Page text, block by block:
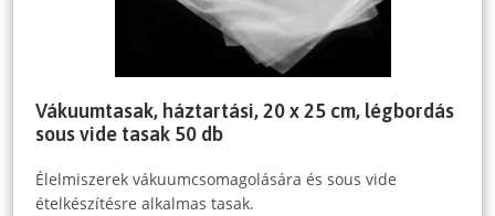
Vákuumtasak, háztartási, 20 x 25 cm, légbordás
sous vide tasak 50 db
Élelmiszerek vákuumcsomagolására és sous vide
ételkészítésre alkalmas tasak.